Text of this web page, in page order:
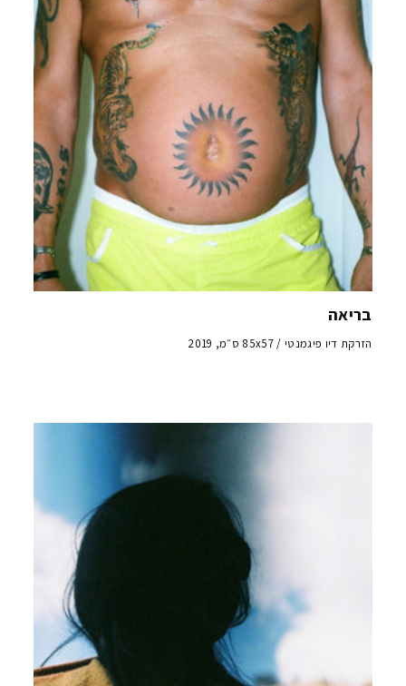
בריאה
הזרקת דיו פיגמנטי / 85x57 ס״מ, 2019